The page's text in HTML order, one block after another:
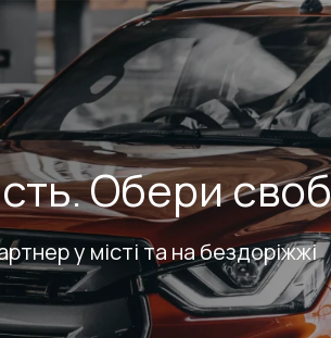
Обери
у місті та на бездоріжжі